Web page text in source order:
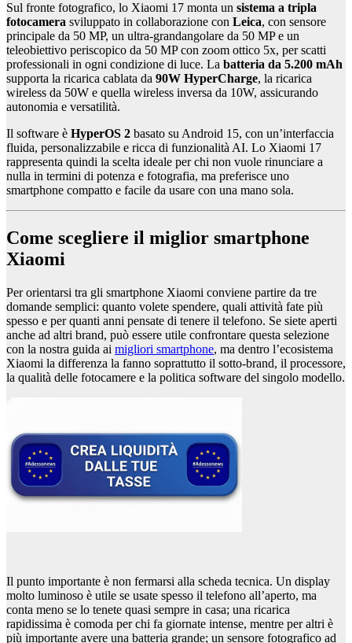
Sul fronte fotografico, lo Xiaomi 17 monta un sistema a tripla
fotocamera sviluppato in collaborazione con Leica, con sensore
principale da 50 MP, un ultra-grandangolare da 50 MP e un
teleobiettivo periscopico da 50 MP con zoom ottico 5x, per scatti
professionali in ogni condizione di luce. La batteria da 5.200 mAh
supporta la ricarica cablata da 90W HyperCharge, la ricarica
wireless da 50W e quella wireless inversa da 10W, assicurando
autonomia e versatilità.
Il software è HyperOS 2 basato su Android 15, con un’interfaccia
fluida, personalizzabile e ricca di funzionalità AI. Lo Xiaomi 17
rappresenta quindi la scelta ideale per chi non vuole rinunciare a
nulla in termini di potenza e fotografia, ma preferisce uno
smartphone compatto e facile da usare con una mano sola.
Come scegliere il miglior smartphone
Xiaomi
Per orientarsi tra gli smartphone Xiaomi conviene partire da tre
domande semplici: quanto volete spendere, quali attività fate più
spesso e per quanti anni pensate di tenere il telefono. Se siete aperti
anche ad altri brand, può essere utile confrontare questa selezione
con la nostra guida ai migliori smartphone, ma dentro l’ecosistema
Xiaomi la differenza la fanno soprattutto il sotto-brand, il processore,
la qualità delle fotocamere e la politica software del singolo modello.
Il punto importante è non fermarsi alla scheda tecnica. Un display
molto luminoso è utile se usate spesso il telefono all’aperto, ma
conta meno se lo tenete quasi sempre in casa; una ricarica
rapidissima è comoda per chi fa giornate intense, mentre per altri è
più importante avere una batteria grande; un sensore fotografico ad